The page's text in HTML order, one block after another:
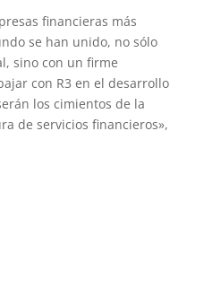
financieras más
se han unido, no sólo
sino con un firme
con R3 en el desarrollo
los cimientos de la
de servicios financieros»,